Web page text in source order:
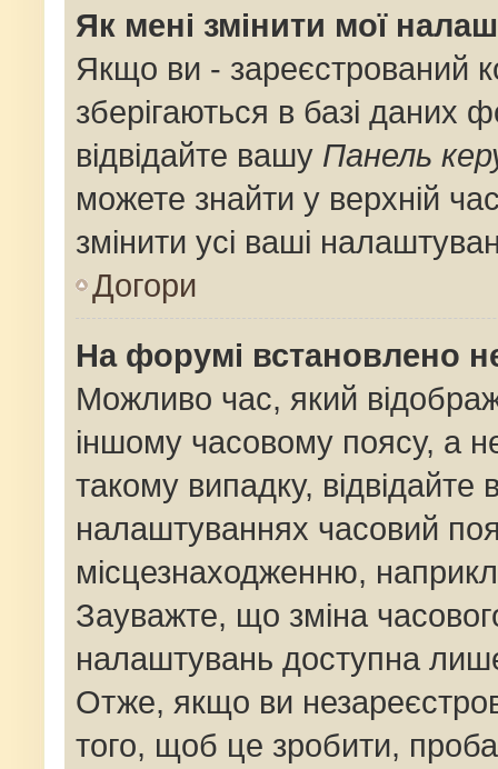
Як мені змінити мої
Якщо ви - зареєстрований
зберігаються в базі даних
відвідайте вашу Панель
можете знайти у верхній
змінити усі ваші
Догори
На форумі встановлено
Можливо час, який
іншому часовому поясу, а
такому випадку,
налаштуваннях часовий
місцезнаходженню,
Зауважте, що зміна
налаштувань доступна
Отже, якщо ви
того, щоб це зробити,